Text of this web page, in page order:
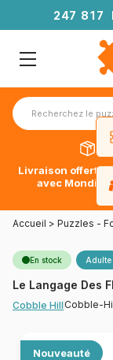
247 81 7
Livraison offerte
avec Mondial
Accueil > Puzzles -
En stock Adulte
Le Langage Des
Cobble Hill Cobble-
Nouveauté